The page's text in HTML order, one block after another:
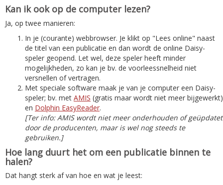
Kan ik ook op de computer lezen?
Ja, op twee manieren:
In je (courante) webbrowser. Je klikt op "Lees online" naast
de titel van een publicatie en dan wordt de online Daisy-
speler geopend. Let wel, deze speler heeft minder
mogelijkheden, zo kan je bv. de voorleessnelheid niet
versnellen of vertragen.
Met speciale software maak je van je computer een Daisy-
speler; bv. met AMIS (gratis maar wordt niet meer bijgewerkt)
en Dolphin EasyReader.
[Ter info: AMIS wordt niet meer onderhouden of geüpdatet
door de producenten, maar is wel nog steeds te
gebruiken.]
Hoe lang duurt het om een publicatie binnen te
halen?
Dat hangt sterk af van hoe en wat je leest: